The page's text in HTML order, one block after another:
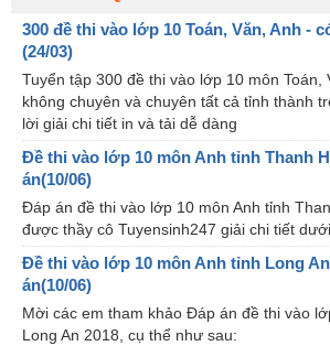
300 đề thi vào lớp 10 Toán, Văn, Anh -
(24/03)
Tuyển tập 300 đề thi vào lớp 10 môn Toán,
không chuyên và chuyên tất cả tỉnh thành
lời giải chi tiết in và tải dễ dàng
Đề thi vào lớp 10 môn Anh tỉnh Thanh
án(10/06)
Đáp án đề thi vào lớp 10 môn Anh tỉnh
được thầy cô Tuyensinh247 giải chi tiết
Đề thi vào lớp 10 môn Anh tỉnh Long
án(10/06)
Mời các em tham khảo Đáp án đề thi vào
Long An 2018, cụ thể như sau: